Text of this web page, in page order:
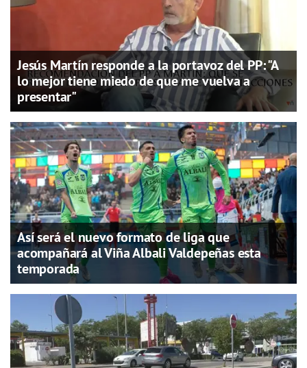
Jesús Martín responde a la portavoz del PP: "A
lo mejor tiene miedo de que me vuelva a
presentar"
Así será el nuevo formato de liga que
acompañará al Viña Albali Valdepeñas esta
temporada